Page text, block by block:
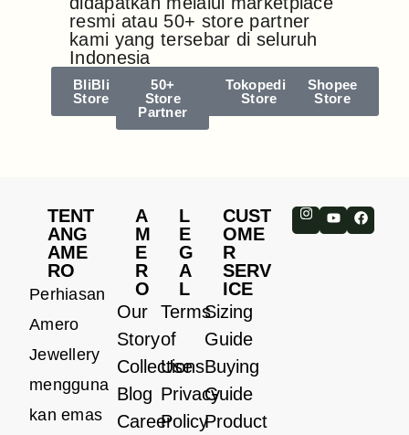
resmi atau 50+ store partner
kami yang tersebar di seluruh
Indonesia
BliBli
Store
50+
Store
Partner
Tokopedia
Store
Shopee
Store
TENT
ANG
AME
RO
Perhiasan
Amero
Jewellery
mengguna
kan emas
A
M
E
R
O
Our
Story
Collections
Blog
Career
L
E
G
A
L
Terms
of
Use
Privacy
Policy
CUST
OME
R
SERV
ICE
Sizing
Guide
Buying
Guide
Product